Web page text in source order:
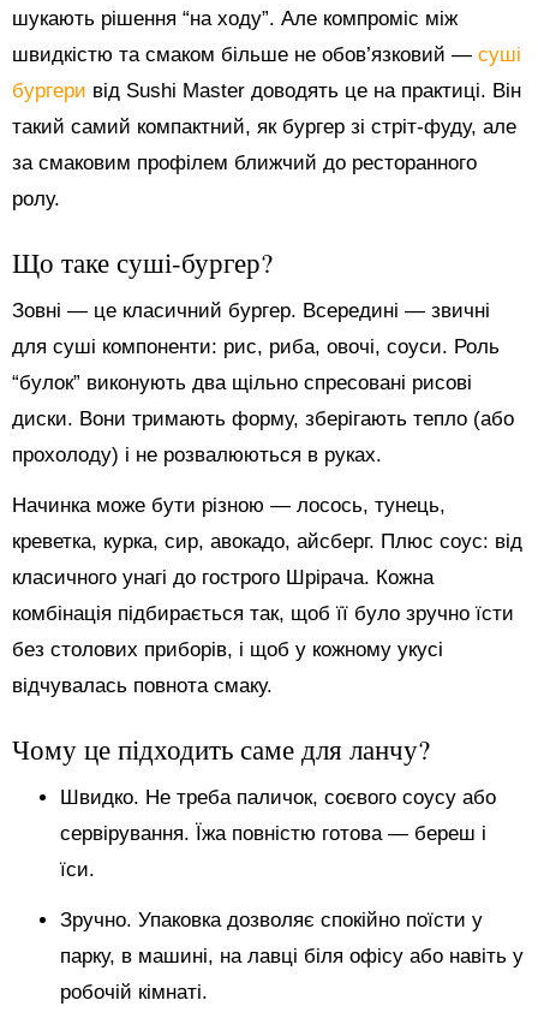
шукають рішення “на ходу”. Але компроміс між
швидкістю та смаком більше не обов’язковий — суші
бургери від Sushi Master доводять це на практиці. Він
такий самий компактний, як бургер зі стріт-фуду, але
за смаковим профілем ближчий до ресторанного
ролу.
Що таке суші-бургер?
Зовні — це класичний бургер. Всередині — звичні
для суші компоненти: рис, риба, овочі, соуси. Роль
“булок” виконують два щільно спресовані рисові
диски. Вони тримають форму, зберігають тепло (або
прохолоду) і не розвалюються в руках.
Начинка може бути різною — лосось, тунець,
креветка, курка, сир, авокадо, айсберг. Плюс соус: від
класичного унагі до гострого Шрірача. Кожна
комбінація підбирається так, щоб її було зручно їсти
без столових приборів, і щоб у кожному укусі
відчувалась повнота смаку.
Чому це підходить саме для ланчу?
Швидко. Не треба паличок, соєвого соусу або
сервірування. Їжа повністю готова — береш і
їси.
Зручно. Упаковка дозволяє спокійно поїсти у
парку, в машині, на лавці біля офісу або навіть у
робочій кімнаті.